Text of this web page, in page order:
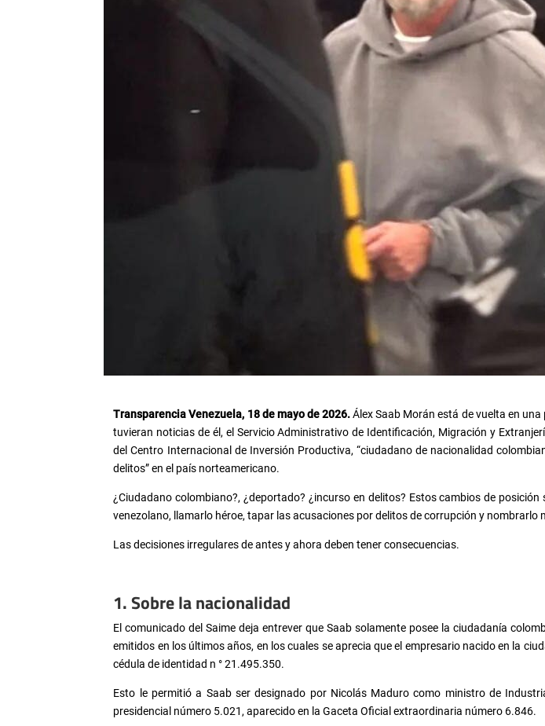
Transparencia Venezuela, 18 de mayo de 2026.Álex Saab Morán está de vuelta en
tuvieran noticias de él, el Servicio Administrativo de Identificación, Migración y
del Centro Internacional de Inversión Productiva, “ciudadano de nacionalidad
delitos” en el país norteamericano.
¿Ciudadano colombiano?, ¿deportado? ¿incurso en delitos? Estos cambios de
venezolano, llamarlo héroe, tapar las acusaciones por delitos de corrupción y nombrarlo
Las decisiones irregulares de antes y ahora deben tener consecuencias.
1. Sobre la nacionalidad
El comunicado del Saime deja entrever que Saab solamente posee la ciudadanía
emitidos en los últimos años, en los cuales se aprecia que el empresario nacido en la
cédula de identidad n ° 21.495.350.
Esto le permitió a Saab ser designado por Nicolás Maduro como ministro de
presidencial número 5.021, aparecido en la Gaceta Oficial extraordinaria número 6.846.